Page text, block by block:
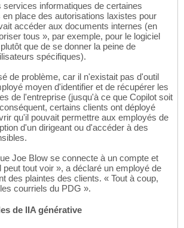
services informatiques de certaines
place des autorisations laxistes pour
accéder aux documents internes (en
tous », par exemple, pour le logiciel
que de se donner la peine de
spécifiques).
de problème, car il n'existait pas d'outil
moyen d'identifier et de récupérer les
de l'entreprise (jusqu'à ce que Copilot soit
certains clients ont déployé
qu'il pouvait permettre aux employés de
d'un dirigeant ou d'accéder à des
Joe Blow se connecte à un compte et
peut tout voir », a déclaré un employé de
des plaintes des clients. « Tout à coup,
courriels du PDG ».
de lIA générative